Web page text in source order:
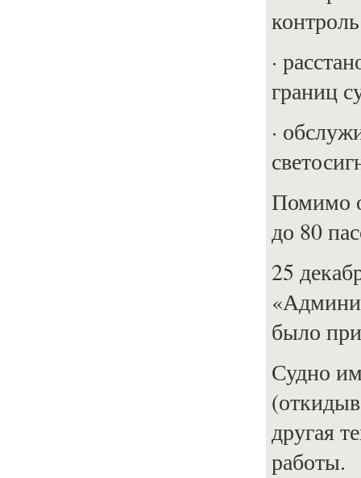
·
границ
·
Помимо
до 80
25
было
Судно
другая
работы.